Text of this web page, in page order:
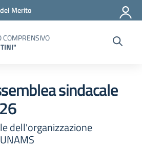
Merito
COMPRENSIVO
sindacale
dell'organizzazione